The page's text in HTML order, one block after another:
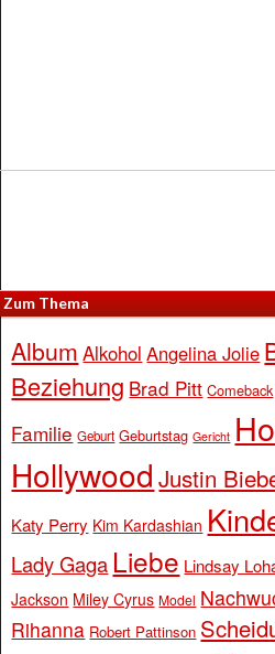
Zum Thema
Album Alkohol Angelina Jolie
Beziehung Brad Pitt Comeback
Familie Geburt Geburtstag Gericht
Hollywood Justin
Katy Perry Kim Kardashian
Lady Gaga Liebe Lindsay
Jackson Miley Cyrus Model
Rihanna Robert Pattinson